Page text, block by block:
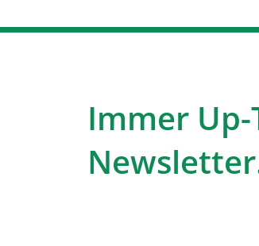
Immer